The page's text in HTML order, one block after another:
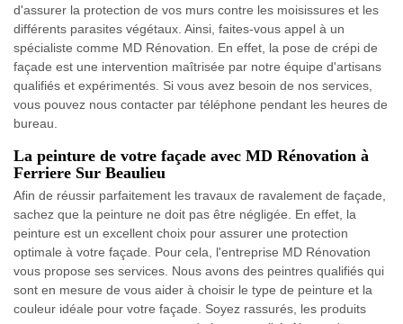
d'assurer la protection de vos murs contre les moisissures et les
différents parasites végétaux. Ainsi, faites-vous appel à un
spécialiste comme MD Rénovation. En effet, la pose de crépi de
façade est une intervention maîtrisée par notre équipe d'artisans
qualifiés et expérimentés. Si vous avez besoin de nos services,
vous pouvez nous contacter par téléphone pendant les heures de
bureau.
La peinture de votre façade avec MD Rénovation à
Ferriere Sur Beaulieu
Afin de réussir parfaitement les travaux de ravalement de façade,
sachez que la peinture ne doit pas être négligée. En effet, la
peinture est un excellent choix pour assurer une protection
optimale à votre façade. Pour cela, l'entreprise MD Rénovation
vous propose ses services. Nous avons des peintres qualifiés qui
sont en mesure de vous aider à choisir le type de peinture et la
couleur idéale pour votre façade. Soyez rassurés, les produits